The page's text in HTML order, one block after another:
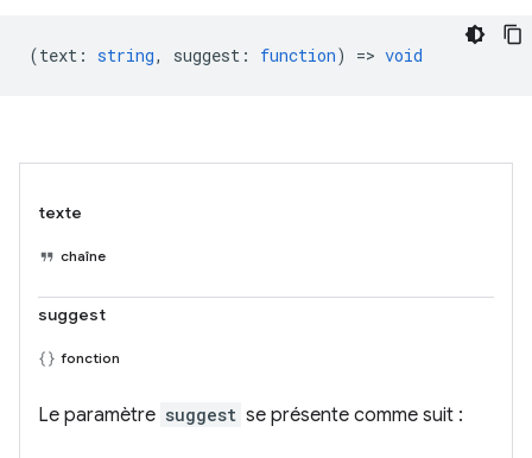
(text : string, suggest : function) => void
texte
chaîne
suggest
fonction
Le paramètre suggest se présente comme suit :